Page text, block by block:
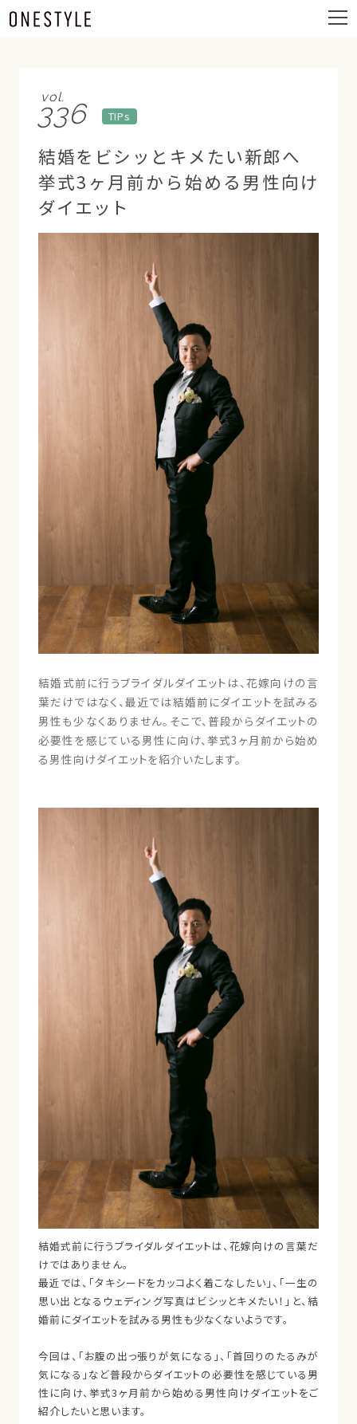
メ
ニ
ー
vol.
336 TIPs
結婚をビシッとキメたい新郎へ
挙式3ヶ月前から始める男性向け
ダイエット
結婚式前に行うブライダルダイエットは、花嫁向けの言
葉だけではなく、最近では結婚前にダイエットを試みる
男性も少なくありません。そこで、普段からダイエットの
必要性を感じている男性に向け、挙式3ヶ月前から始め
る男性向けダイエットを紹介いたします。
結婚式前に行うブライダルダイエットは、花嫁向けの言葉だ
けではありません。
最近では、「タキシードをカッコよく着こなしたい」、「一生の
思い出となるウェディング写真はビシッとキメたい！」と、結
婚前にダイエットを試みる男性も少なくないようです。
今回は、「お腹の出っ張りが気になる」、「首回りのたるみが
気になる」など普段からダイエットの必要性を感じている男
性に向け、挙式3ヶ月前から始める男性向けダイエットをご
紹介したいと思います。